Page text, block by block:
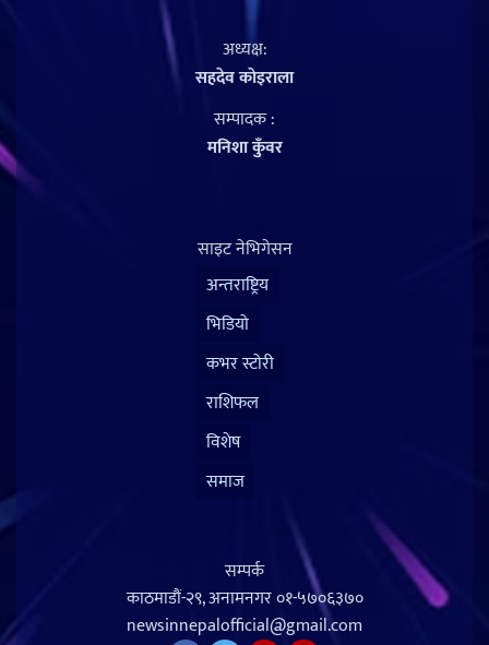
अध्यक्ष:
सहदेव काेइराला
सम्पादक :
मनिशा कुँवर
साइट नेभिगेसन
अन्तराष्ट्रिय
भिडियो
कभर स्टोरी
राशिफल
विशेष
समाज
सम्पर्क
काठमाडौं-२९, अनामनगर०१-५७०६३७०
newsinnepalofficial@gmail.com